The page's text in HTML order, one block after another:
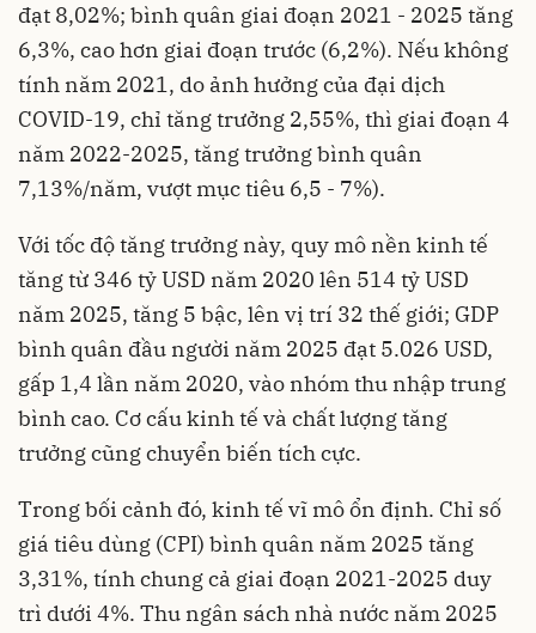
đạt 8,02%; bình quân giai đoạn 2021 - 2025 tăng
6,3%, cao hơn giai đoạn trước (6,2%). Nếu không
tính năm 2021, do ảnh hưởng của đại dịch
COVID-19, chỉ tăng trưởng 2,55%, thì giai đoạn 4
năm 2022-2025, tăng trưởng bình quân
7,13%/năm, vượt mục tiêu 6,5 - 7%).
Với tốc độ tăng trưởng này, quy mô nền kinh tế
tăng từ 346 tỷ USD năm 2020 lên 514 tỷ USD
năm 2025, tăng 5 bậc, lên vị trí 32 thế giới; GDP
bình quân đầu người năm 2025 đạt 5.026 USD,
gấp 1,4 lần năm 2020, vào nhóm thu nhập trung
bình cao. Cơ cấu kinh tế và chất lượng tăng
trưởng cũng chuyển biến tích cực.
Trong bối cảnh đó, kinh tế vĩ mô ổn định. Chỉ số
giá tiêu dùng (CPI) bình quân năm 2025 tăng
3,31%, tính chung cả giai đoạn 2021-2025 duy
trì dưới 4%. Thu ngân sách nhà nước năm 2025